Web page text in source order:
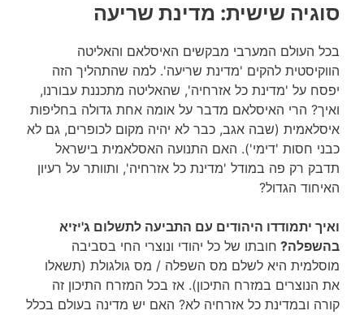
סוגיה שישית: מדינת שריעה
בכל העולם המערבי מבקשים האיסלאם והאליטה
הווקיסטית להקים 'מדינת שריעה'. למה שהתהליך הזה
יפסח על 'מדינת כל אזרחיה', שהאליטה מתכננת עבורנו,
ואיך? הרי האיסלאם מדבר על אומה אחת גדולה בחליפות
איסלאמית (שבה אגב, כבר לא יהיה מקום לכופרים, גם לא
כבני חסות 'דימי'). האם התנועה האסלאמית בישראל
תדבק רק פה במודל 'מדינת כל אזרחיה', ותוותר על רעיון
האיחוד הגדול?
ואיך יתמודדו היהודים עם התביעה לתשלום ג'יזיא
בהשפלה? חובתו של כל יהודי ונוצרי החי בסביבה
מוסלמית היא לשלם מס השפלה / מס גולגולת (תשאלו
את הנוצרים במזרח התיכון). אז בכל המזרח התיכון זה
קורה ובמדינת כל אזרחיה לא? האם יש מדינה בעולם בכלל